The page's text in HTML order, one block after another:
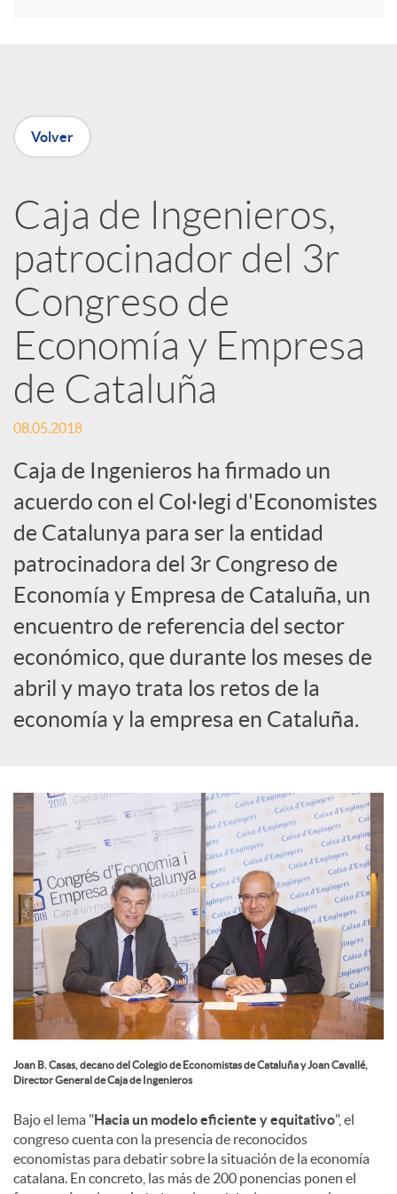
n
e
d
e
s
S
o
c
i
a
l
e
s
Volver
Caja de Ingenieros,
patrocinador del 3r
Congreso de
Economía y Empresa
de Cataluña
08.05.2018
Caja de Ingenieros ha firmado un
acuerdo con el Col·legi d'Economistes
de Catalunya para ser la entidad
patrocinadora del 3r Congreso de
Economía y Empresa de Cataluña, un
encuentro de referencia del sector
económico, que durante los meses de
abril y mayo trata los retos de la
economía y la empresa en Cataluña.
Joan B. Casas, decano del Colegio de Economistas de Cataluña y Joan Cavallé,
Director General de Caja de Ingenieros
Bajo el lema "Hacia un modelo eficiente y equitativo", el
congreso cuenta con la presencia de reconocidos
economistas para debatir sobre la situación de la economía
catalana. En concreto, las más de 200 ponencias ponen el